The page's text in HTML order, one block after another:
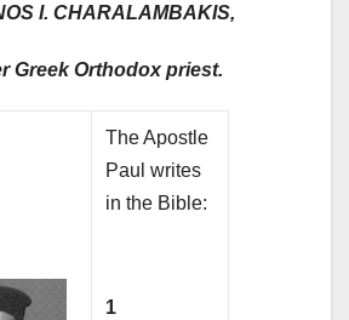
I. CHARALAMBAKIS,
Greek Orthodox priest.
The Apostle
Paul writes
in the Bible:
1